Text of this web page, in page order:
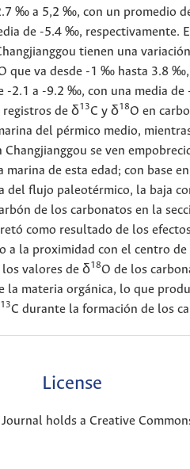
‰ a 5,2 ‰, con un promedio
de -5.4 ‰, respectivamente.
tienen una
que va desde -1 ‰ hasta 3.8 ‰,
-2.1 a -9.2 ‰, con una media
de δ13C y δ18O en
del pérmico medio,
se ven
marina de esta edad; con base
del flujo paleotérmico, la baja
de los carbonatos en la
como resultado de los
a la proximidad con el centro de
valores de δ18O de los
la materia orgánica, lo que
13C durante la formación de los
License
Journal holds a Creative